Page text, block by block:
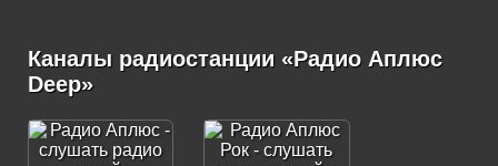
Каналы радиостанции «Радио Аплюс
Deep»